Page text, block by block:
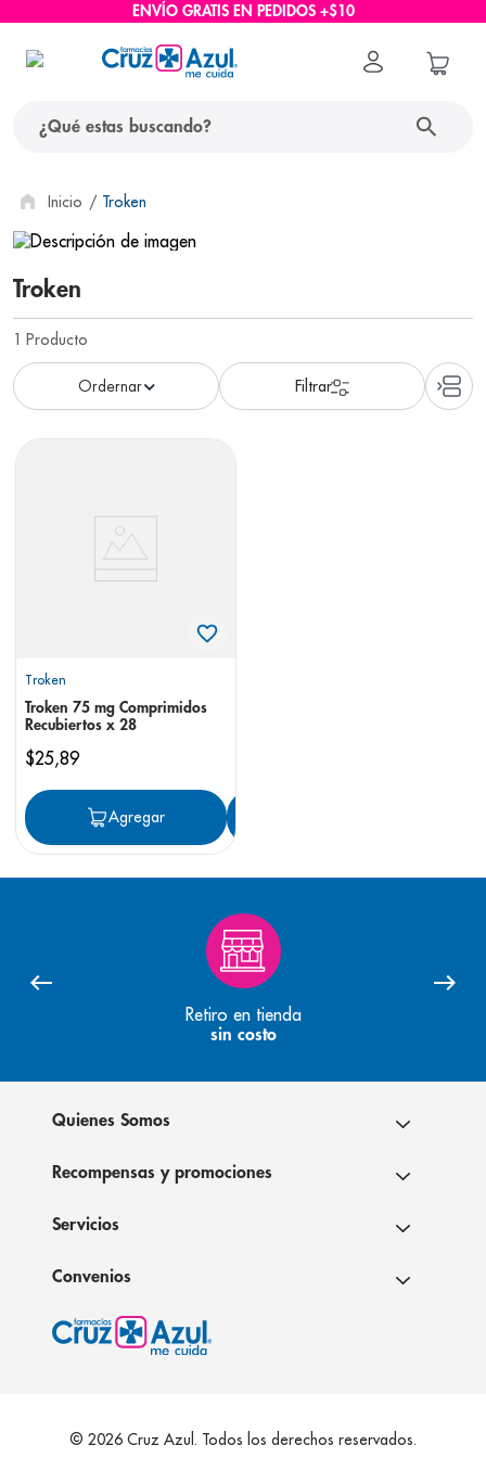
ENVÍO GRATIS EN PEDIDOS +$10
Troken
Troken
1 Producto
Troken
Troken 75 mg Comprimidos
Recubiertos x 28
$25,89
Agregar
Retiro en tienda
sin costo
Quienes Somos
Recompensas y promociones
Servicios
Convenios
© 2026 Cruz Azul. Todos los derechos reservados.
términos más buscados
1. protector solar
2. pañales
3. eucerin
4. cerave
nivea
6. bioderma
panolini
prueba embarazo